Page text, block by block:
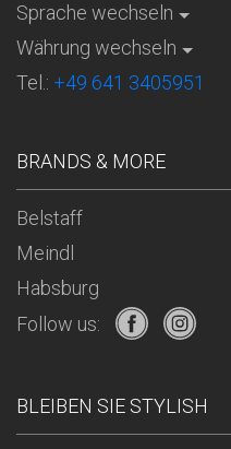
Sprache wechseln
Währung wechseln
Tel.: +49 641 3405951
BRANDS & MORE
Belstaff
Meindl
Habsburg
Follow us:
BLEIBEN SIE STYLISH